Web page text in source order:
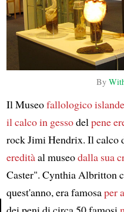
By
Il Museofallologico
il calco in gessodel pene
rock Jimi Hendrix. Il calco
ereditàal museodalla sua
Caster". Cynthia Albritton
quest'anno, era famosaper